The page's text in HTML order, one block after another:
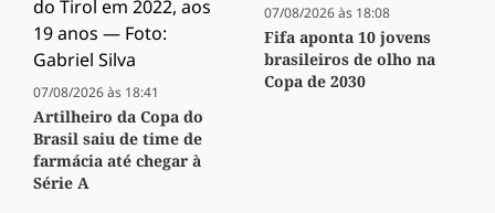
07/08/2026 às 18:41
Artilheiro da Copa do
Brasil saiu de time de
farmácia até chegar à
Série A
07/08/2026 às 18:08
Fifa aponta 10 jovens
brasileiros de olho na
Copa de 2030